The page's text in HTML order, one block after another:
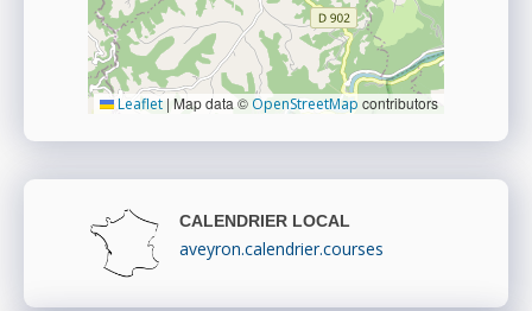
Leaflet | Map data © OpenStreetMap contributors
CALENDRIER LOCAL
aveyron.calendrier.courses